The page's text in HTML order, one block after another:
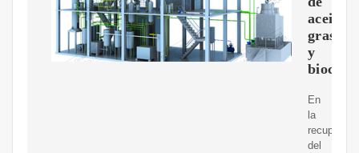
aceite,
grasas
y
En
la
del